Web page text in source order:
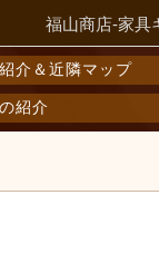
福山商店-家具
介＆近隣マップ
紹介